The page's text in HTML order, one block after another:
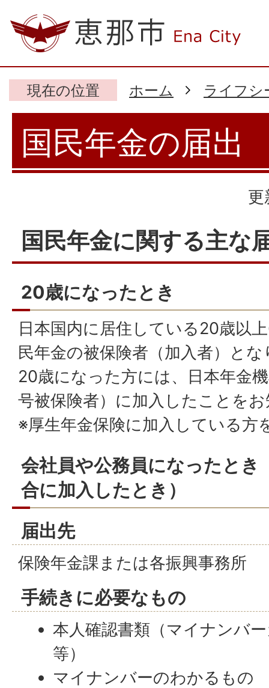
現在の位置 ホーム ライフシ
国民年金の届出
更
国民年金に関する主な
20歳になったとき
日本国内に居住している20歳以
民年金の被保険者（加入者）と
20歳になった方には、日本年金
号被保険者）に加入したことを
※厚生年金保険に加入している方
会社員や公務員になったとき
合に加入したとき）
届出先
保険年金課または各振興事務所
手続きに必要なもの
本人確認書類（マイナンバ
等）
マイナンバーのわかるもの